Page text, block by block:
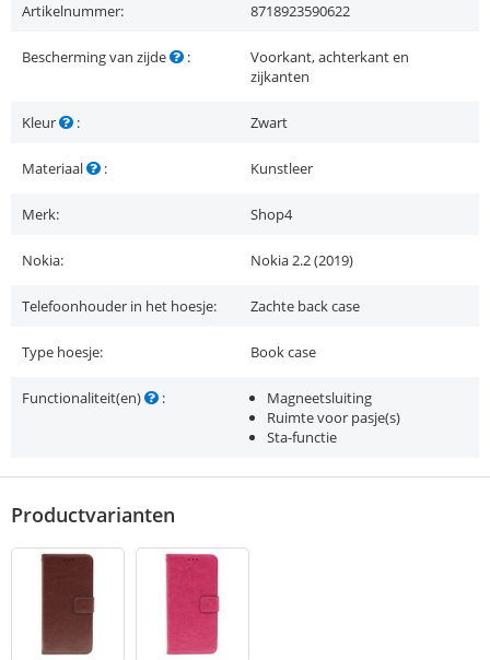
Artikelnummer: 8718923590622
Bescherming van zijde :
Voorkant, achterkant en
zijkanten
Kleur : Zwart
Materiaal : Kunstleer
Merk: Shop4
Nokia: Nokia 2.2 (2019)
Telefoonhouder in het hoesje: Zachte back case
Type hoesje: Book case
Functionaliteit(en) :
Magneetsluiting
Ruimte voor pasje(s)
Sta-functie
Productvarianten